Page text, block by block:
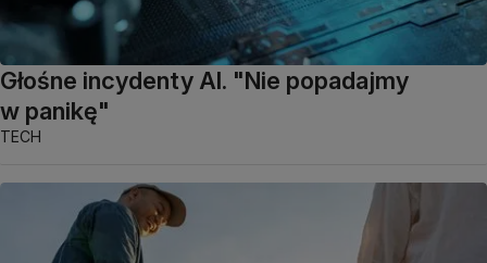
Głośne incydenty AI. "Nie popadajmy
w panikę"
TECH